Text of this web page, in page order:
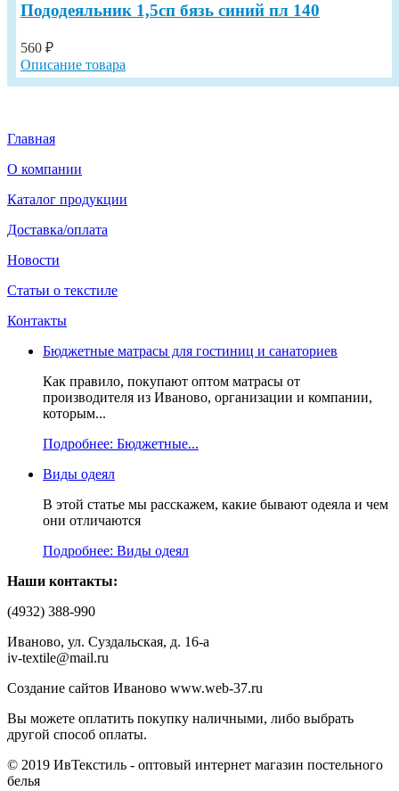
Пододеяльник 1,5сп бязь синий пл 140
560 ₽
Описание товара
Главная
О компании
Каталог продукции
Доставка/оплата
Новости
Статьи о текстиле
Контакты
Бюджетные матрасы для гостиниц и санаториев
Как правило, покупают оптом матрасы от
производителя из Иваново, организации и компании,
которым...
Подробнее: Бюджетные...
Виды одеял
В этой статье мы расскажем, какие бывают одеяла и чем
они отличаются
Подробнее: Виды одеял
Наши контакты:
(4932) 388-990
Иваново, ул. Суздальская, д. 16-а
iv-textile@mail.ru
Создание сайтов Иваново www.web-37.ru
Вы можете оплатить покупку наличными, либо выбрать
другой способ оплаты.
© 2019 ИвТекстиль - оптовый интернет магазин постельного
белья